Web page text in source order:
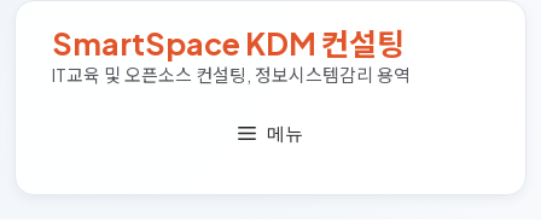
컨
SmartSpace KDM 컨설팅
IT교육 및 오픈소스 컨설팅, 정보시스템감리 용역
메뉴